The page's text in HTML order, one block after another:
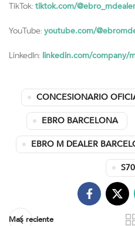
TikTok: tiktok.com/@ebro_mdealer
YouTube: youtube.com/
LinkedIn: linkedin.com/company/
CONCESIONARIO
EBRO BARCELONA
EBRO M DEALER
Mas reciente